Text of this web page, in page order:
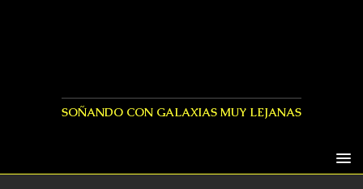
SOÑANDO CON GALAXIAS MUY LEJANAS